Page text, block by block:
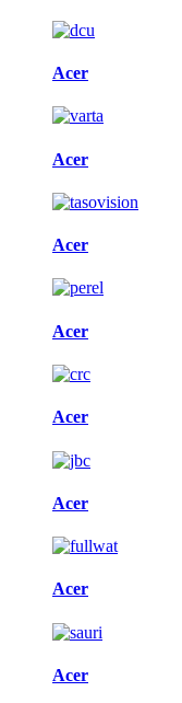
Acer
Acer
Acer
Acer
Acer
Acer
Acer
Acer